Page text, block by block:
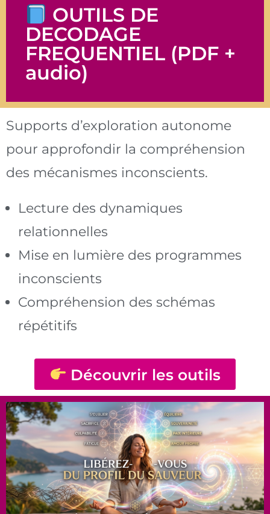
OUTILS DE
DECODAGE
FREQUENTIEL (PDF +
audio)
Supports d’exploration autonome
pour approfondir la compréhension
des mécanismes inconscients.
Lecture des dynamiques
relationnelles
Mise en lumière des programmes
inconscients
Compréhension des schémas
répétitifs
Découvrir les outils